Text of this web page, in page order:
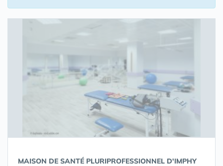
MAISON DE SANTÉ PLURIPROFESSIONNEL D'IMPHY